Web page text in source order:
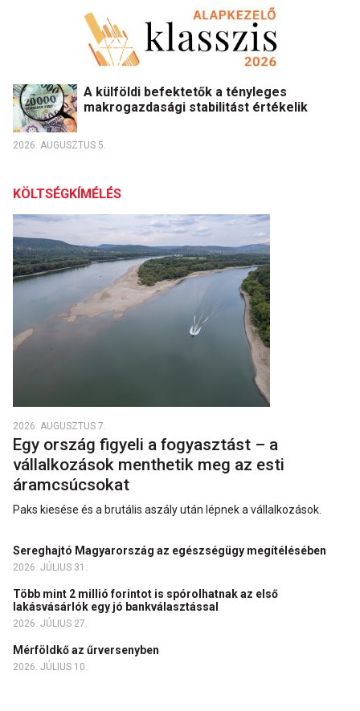
A külföldi befektetők a tényleges
makrogazdasági stabilitást értékelik
2026. AUGUSZTUS 5.
KÖLTSÉGKÍMÉLÉS
2026. AUGUSZTUS 7.
Egy ország figyeli a fogyasztást – a
vállalkozások menthetik meg az esti
áramcsúcsokat
Paks kiesése és a brutális aszály után lépnek a vállalkozások.
Sereghajtó Magyarország az egészségügy megítélésében
2026. JÚLIUS 31.
Több mint 2 millió forintot is spórolhatnak az első
lakásvásárlók egy jó bankválasztással
2026. JÚLIUS 27.
Mérföldkő az űrversenyben
2026. JÚLIUS 10.